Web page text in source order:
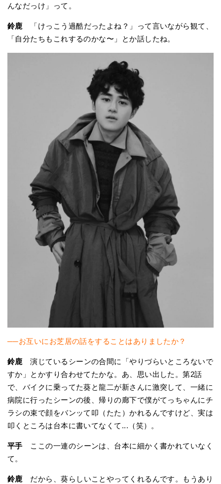
んなだっけ」って。
鈴鹿 「けっこう過酷だったよね？」って言いながら観て、
「自分たちもこれするのかな〜」とか話したね。
──お互いにお芝居の話をすることはありましたか？
鈴鹿 演じているシーンの合間に「やりづらいところないで
すか」とかすり合わせてたかな。あ、思い出した。第2話
で、バイクに乗ってた葵と龍二が新さんに激突して、一緒に
病院に行ったシーンの後、帰りの廊下で僕がてっちゃんにチ
ラシの束で顔をバンッて叩（たた）かれるんですけど、実は
叩くところは台本に書いてなくて...（笑）。
平手 ここの一連のシーンは、台本に細かく書かれていなく
て。
鈴鹿 だから、葵らしいことやってくれるんです。もうあり